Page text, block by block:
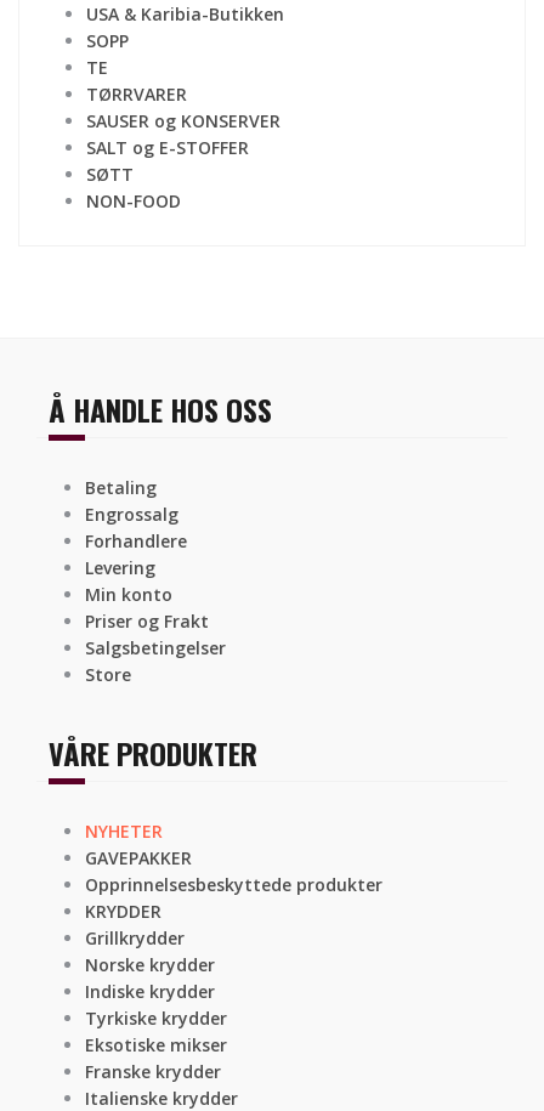
USA & Karibia-Butikken
SOPP
TE
TØRRVARER
SAUSER og KONSERVER
SALT og E-STOFFER
SØTT
NON-FOOD
Å HANDLE HOS OSS
Betaling
Engrossalg
Forhandlere
Levering
Min konto
Priser og Frakt
Salgsbetingelser
Store
VÅRE PRODUKTER
NYHETER
GAVEPAKKER
Opprinnelsesbeskyttede produkter
KRYDDER
Grillkrydder
Norske krydder
Indiske krydder
Tyrkiske krydder
Eksotiske mikser
Franske krydder
Italienske krydder